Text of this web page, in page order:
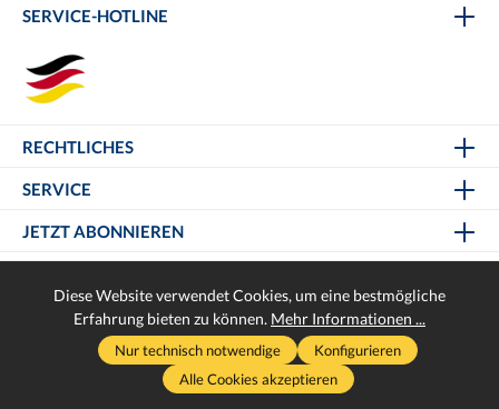
SERVICE-HOTLINE
RECHTLICHES
SERVICE
JETZT ABONNIEREN
* Alle Preise inkl. gesetzl. Mehrwertsteuer zzgl.Versandkosten
ggf. Nachnahmegebühren, wenn nicht anders angegeben.
Realisiert mit Helikon
Diese Website verwendet Cookies, um eine bestmögliche
Erfahrung bieten zu können. Mehr Informationen ...
Nur technisch notwendige
Konfigurieren
Alle Cookies akzeptieren